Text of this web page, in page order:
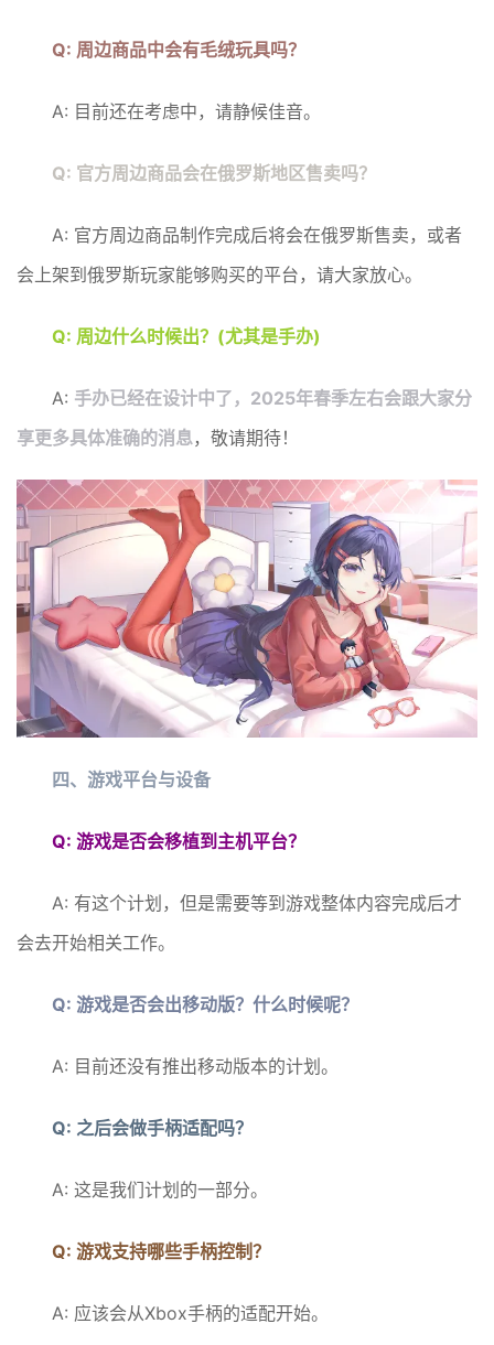
Q: 周边商品中会有毛绒玩具吗？
A: 目前还在考虑中，请静候佳音。
Q: 官方周边商品会在俄罗斯地区售卖吗？
A: 官方周边商品制作完成后将会在俄罗斯售卖，或者
会上架到俄罗斯玩家能够购买的平台，请大家放心。
Q: 周边什么时候出？(尤其是手办)
A: 手办已经在设计中了，2025年春季左右会跟大家分
享更多具体准确的消息 ，敬请期待！
四、游戏平台与设备
Q: 游戏是否会移植到主机平台？
A: 有这个计划，但是需要等到游戏整体内容完成后才
会去开始相关工作。
Q: 游戏是否会出移动版？什么时候呢？
A: 目前还没有推出移动版本的计划。
Q: 之后会做手柄适配吗？
A: 这是我们计划的一部分。
Q: 游戏支持哪些手柄控制？
A: 应该会从Xbox手柄的适配开始。